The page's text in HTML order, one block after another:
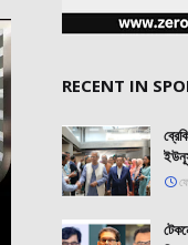
RECENT IN